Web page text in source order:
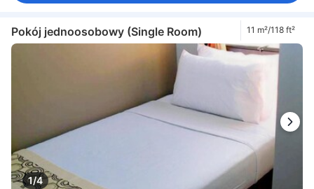
Pokój jednoosobowy (Single Room) 11 m²/118 ft²
1/4